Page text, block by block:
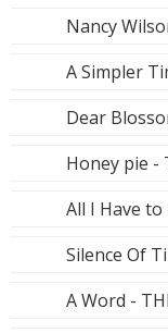
Nancy
A Simpler
Dear
Honey pie -
All I Have to
Silence Of
A Word -